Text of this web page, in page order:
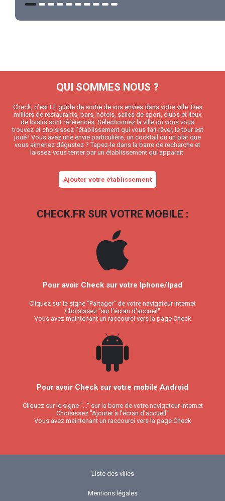
QUI SOMMES NOUS ?
Check, c’est LE guide de sortie de vos envies dans votre ville. Des
milliers de restaurants, bars, hôtels, salles de sport, clubs et lieux
de loisirs sont référencés. Sélectionnez la ville où vous vous
trouvez et choisissez l’établissement qui vous fait rêver, le tour est
joué ! Vous avez une envie particulière, un cocktail ou un plat que
vous aimeriez dégustez ? Tapez-le dans la barre de recherche et
laissez-vous tenter par un établissement qui apparait.
Ajouter votre établissement
CHECK.FR SUR VOTRE MOBILE :
Pour avoir Check sur votre Iphone/Ipad
Cliquez sur le signe "Partager" de votre navigateur internet
Choisissez "sur l'écran d'accueil"
Vous avez maintenant un raccourci vers la page Check
Pour avoir Check sur votre mobile Android
Cliquez sur le signe "..." sur la barre de votre navigateur internet
Choisissez "Ajouter à l'écran d'accueil"
Vous avez maintenant un raccourci vers la page Check
Liste des villes
Mentions légales